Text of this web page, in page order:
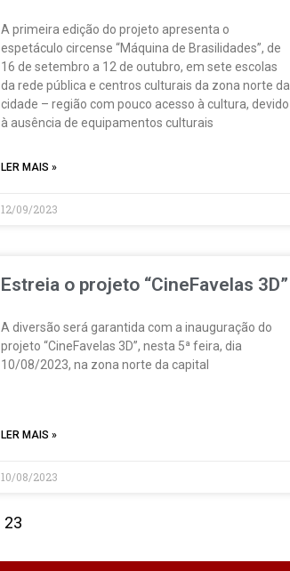
A primeira edição do projeto apresenta o
espetáculo circense “Máquina de Brasilidades”, de
16 de setembro a 12 de outubro, em sete escolas
da rede pública e centros culturais da zona norte da
cidade – região com pouco acesso à cultura, devido
à ausência de equipamentos culturais
LER MAIS »
12/09/2023
Estreia o projeto “CineFavelas 3D”
A diversão será garantida com a inauguração do
projeto “CineFavelas 3D”, nesta 5ª feira, dia
10/08/2023, na zona norte da capital
LER MAIS »
10/08/2023
23